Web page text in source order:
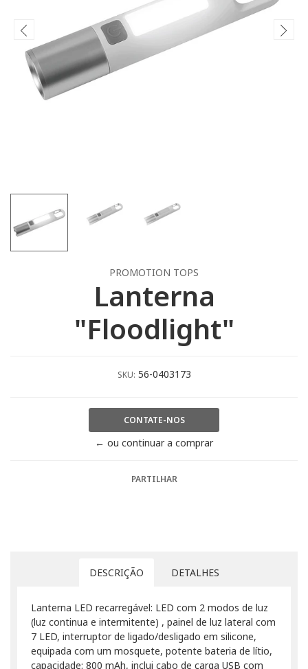
PROMOTION TOPS
Lanterna
"Floodlight"
SKU: 56-0403173
CONTATE-NOS
← ou continuar a comprar
PARTILHAR
DESCRIÇÃO DETALHES
Lanterna LED recarregável: LED com 2 modos de luz
(luz continua e intermitente) , painel de luz lateral com
7 LED, interruptor de ligado/desligado em silicone,
equipada com um mosquete, potente bateria de lítio,
capacidade: 800 mAh, inclui cabo de carga USB com